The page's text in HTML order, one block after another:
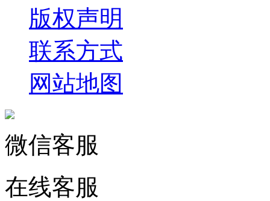
版权声明
联系方式
网站地图
微信客服
在线客服